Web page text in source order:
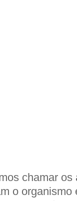
chamar os
o organismo